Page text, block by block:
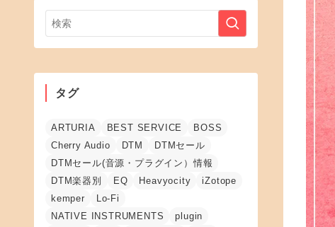
タグ
ARTURIA BEST SERVICE
BOSS
Cherry Audio
DTM
DTMセール
DTMセール(音源・プラグイン）情報
DTM楽器別
EQ Heavyocity
iZotope
kemper
Lo-Fi
NATIVE INSTRUMENTS
plugin